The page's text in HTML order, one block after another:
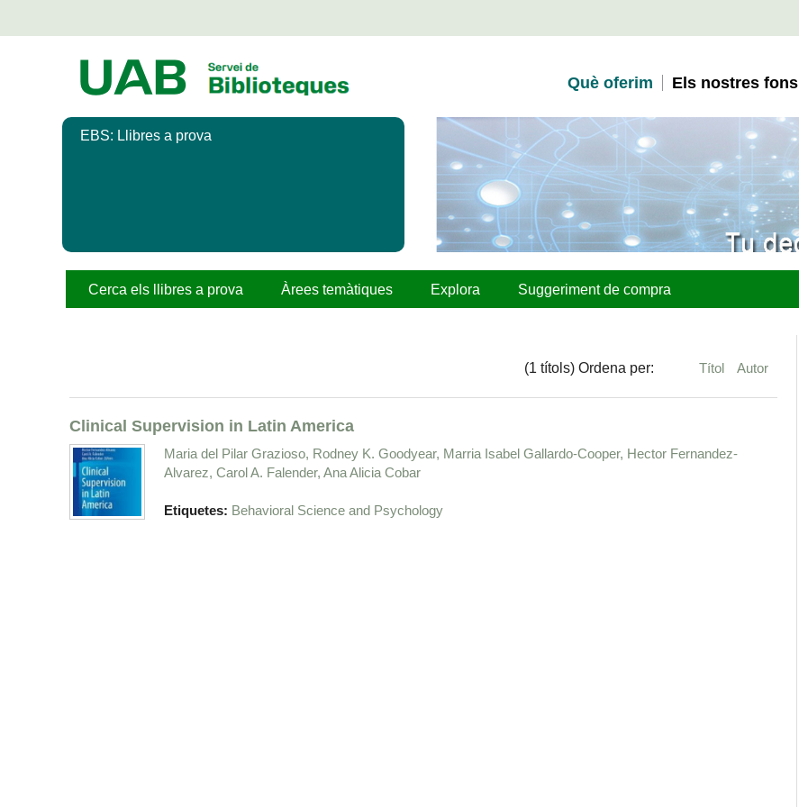
Què oferim Els nostres fons
EBS: Llibres a prova
Cerca els llibres a prova Àrees temàtiques Explora Suggeriment de compra
(1 títols) Ordena per: Títol Autor
Clinical Supervision in Latin America
Maria del Pilar Grazioso, Rodney K. Goodyear, Marria Isabel Gallardo-Cooper, Hector Fernandez-
Alvarez, Carol A. Falender, Ana Alicia Cobar
Etiquetes: Behavioral Science and Psychology